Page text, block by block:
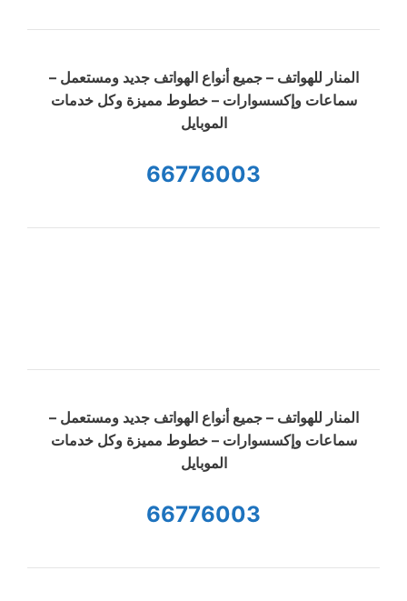
المنار للهواتف – جميع أنواع الهواتف جديد ومستعمل –
سماعات وإكسسوارات – خطوط مميزة وكل خدمات
الموبايل
66776003
المنار للهواتف – جميع أنواع الهواتف جديد ومستعمل –
سماعات وإكسسوارات – خطوط مميزة وكل خدمات
الموبايل
66776003